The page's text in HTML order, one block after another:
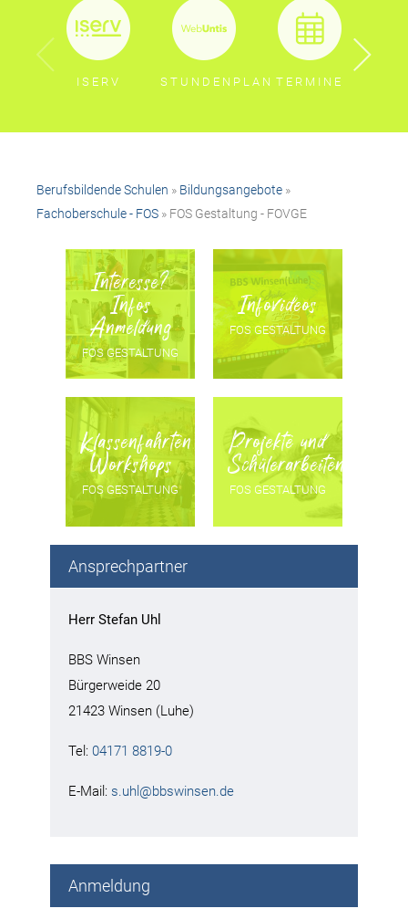
ISERV STUNDENPLAN TERMINE
Berufsbildende Schulen » Bildungsangebote »
Fachoberschule - FOS » FOS Gestaltung - FOVGE
Interesse?
Infos
Anmeldung
FOS GESTALTUNG
Infovideos
FOS GESTALTUNG
Klassenfahrten
Workshops
FOS GESTALTUNG
Projekte und
Schülerarbeiten
FOS GESTALTUNG
Ansprechpartner
Herr Stefan Uhl
BBS Winsen
Bürgerweide 20
21423 Winsen (Luhe)
Tel: 04171 8819-0
E-Mail: s.uhl@bbswinsen.de
Anmeldung